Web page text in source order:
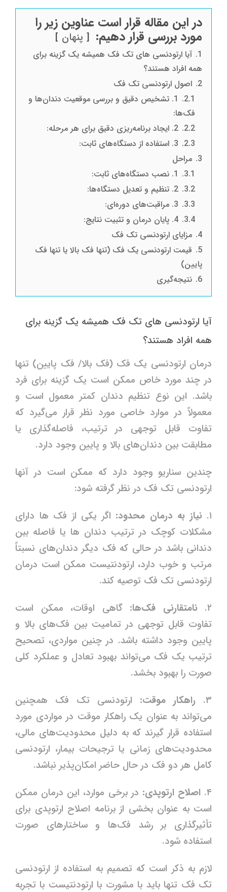
در این مقاله قرار است عناوین زیر را
مورد بررسی قرار دهیم: پنهان
1. آیا ارتودنسی های تک فک همیشه یک گزینه برای
همه افراد هستند؟
2. اصول ارتودنسی تک فک
2.1.
1. تشخیص دقیق و بررسی موقعیت دندان‌ها و
فک‌ها:
2.2. 2. ایجاد برنامه‌ریزی دقیق برای هر مرحله:
2.3. 3. استفاده از دستگاه‌های ثابت:
3. مراحل
3.1. 1. نصب دستگاه‌های ثابت:
3.2. 2. تنظیم و تعدیل دستگاه‌ها:
3.3. 3. مراقبت‌های دوره‌ای:
3.4. 4. پایان درمان و تثبیت نتایج:
4. مزایای ارتودنسی تک فک
5. قیمت ارتودنسی یک فک (تنها فک بالا یا تنها فک
پایین)
6. نتیجه‌گیری
آیا ارتودنسی های تک فک همیشه یک گزینه برای
همه افراد هستند؟
درمان ارتودنسی یک فک (فک بالا/ فک پایین) تنها
در چند مورد خاص ممکن است یک گزینه برای فرد
باشد. این نوع تنظیم دندان کمتر معمول است و
معمولاً در موارد خاصی مورد نظر قرار می‌گیرد که
تفاوت قابل توجهی در ترتیب، فاصله‌گذاری یا
مطابقت بین دندان‌های بالا و پایین وجود دارد.
چندین سناریو وجود دارد که ممکن است در آنها
ارتودنسی تک فک در نظر گرفته شود:
۱. نیاز به درمان محدود: اگر یکی از فک ها دارای
مشکلات کوچک در ترتیب دندان ها یا فاصله‌ بین
دندانی باشد در حالی که فک دیگر دندان‌های نسبتاً
مرتب و خوب دارد، ارتودنتیست ممکن است درمان
ارتودنسی تک فک توصیه کند.
۲.
نامتقارنی فک‌ها: گاهی اوقات، ممکن است
تفاوت قابل توجهی در تمامیت بین فک‌های بالا و
پایین وجود داشته باشد. در چنین مواردی، تصحیح
ترتیب یک فک می‌تواند بهبود تعادل و عملکرد کلی
صورت را بهبود بخشد.
۳.
راهکار موقت: ارتودنسی تک فک همچنین
می‌تواند به عنوان یک راهکار موقت در مواردی مورد
استفاده قرار گیرند که به دلیل محدودیت‌های مالی،
محدودیت‌های زمانی یا ترجیحات بیمار، ارتودنسی
کامل هر دو فک در حال حاضر امکان‌پذیر نباشد.
۴. اصلاح ارتوپدی: در برخی موارد، این درمان ممکن
است به عنوان بخشی از برنامه اصلاح ارتوپدی برای
تأثیرگذاری بر رشد فک‌ها و ساختارهای صورت
استفاده شود.
لازم به ذکر است که تصمیم به استفاده از ارتودنسی
تک فک تنها باید با مشورت با ارتودنتیست با تجربه